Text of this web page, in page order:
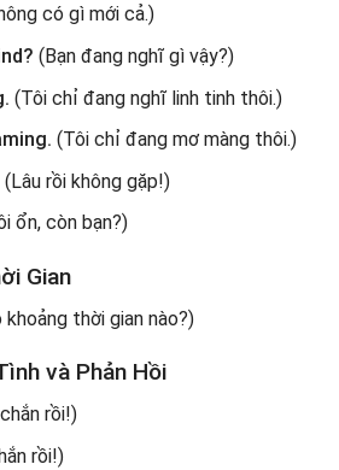
có gì mới cả.)
(Bạn đang nghĩ gì vậy?)
(Tôi chỉ đang nghĩ linh tinh thôi.)
(Tôi chỉ đang mơ màng thôi.)
(Lâu rồi không gặp!)
ổn, còn bạn?)
Gian
khoảng thời gian nào?)
và Phản Hồi
rồi!)
rồi!)